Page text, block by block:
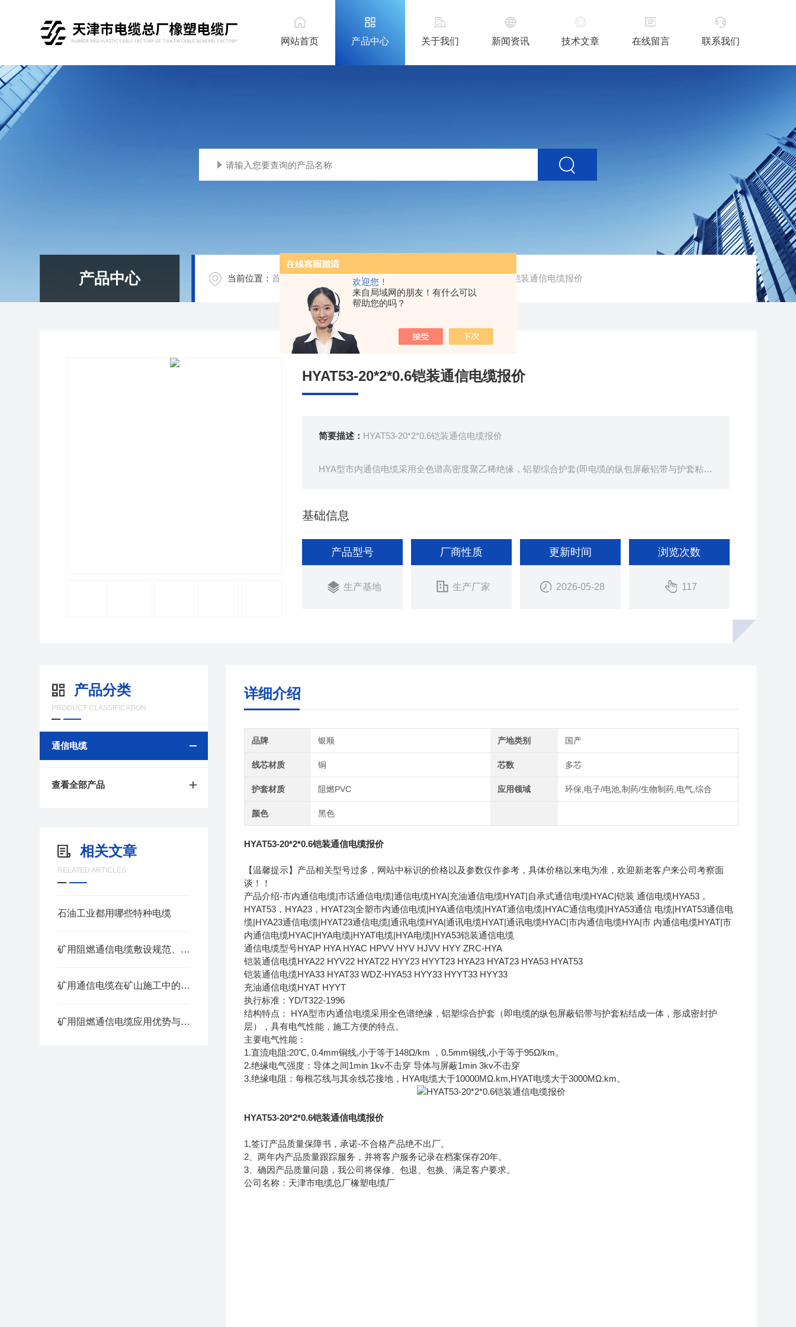
欢迎您！
来自局域网的朋友！有什么可以
帮助您的吗？
网站首页 产品中心 关于我们 新闻资讯 技术文章 在线留言 联系我们
产品中心 当前位置：首页 / /通信电缆 / 生产基地HYAT53-20*2*0.6铠装通信电缆报价
HYAT53-20*2*0.6铠装通信电缆报价
简要描述： HYAT53-20*2*0.6铠装通信电缆报价
HYA型市内通信电缆采用全色谱高密度聚乙稀绝缘，铝塑综合护套(即电缆的纵包屏蔽铝带与护套粘结
基础信息
产品型号
生产基地
厂商性质
生产厂家
更新时间
2026-05-28
浏览次数
117
产品分类
PRODUCT CLASSIFICATION
通信电缆
查看全部产品
相关文章
RELATED ARTICLES
石油工业都用哪些特种电缆
矿用阻燃通信电缆敷设规范、日常巡检与老化判定方法
矿用通信电缆在矿山施工中的应用前景如何
矿用阻燃通信电缆应用优势与适用场景
详细介绍
品牌 银顺 产地类别 国产
线芯材质 铜 芯数 多芯
护套材质 阻燃PVC 应用领域 环保,电子/电池,制药/生物制药,电气,综合
颜色 黑色
HYAT53-20*2*0.6铠装通信电缆报价
【温馨提示】产品相关型号过多，网站中标识的价格以及参数仅作参考，具体价格以来电为准，欢迎新老客户来公司考察面
谈！！
产品介绍-市内通信电缆|市话通信电缆|通信电缆HYA|充油通信电缆HYAT|自承式通信电缆HYAC|铠装 通信电缆HYA53，
HYAT53，HYA23，HYAT23|全塑市内通信电缆|HYA通信电缆|HYAT通信电缆|HYAC通信电缆|HYA53通信 电缆|HYAT53通信电
缆|HYA23通信电缆|HYAT23通信电缆|通讯电缆HYA|通讯电缆HYAT|通讯电缆HYAC|市内通信电缆HYA|市 内通信电缆HYAT|市
内通信电缆HYAC|HYA电缆|HYAT电缆|HYA电缆|HYA53铠装通信电缆
通信电缆型号HYAP HYA HYAC HPVV HYV HJVV HYY ZRC-HYA
铠装通信电缆HYA22 HYV22 HYAT22 HYY23 HYYT23 HYA23 HYAT23 HYA53 HYAT53
铠装通信电缆HYA33 HYAT33 WDZ-HYA53 HYY33 HYYT33 HYY33
充油通信电缆HYAT HYYT
执行标准：YD/T322-1996
结构特点： HYA型市内通信电缆采用全色谱绝缘，铝塑综合护套（即电缆的纵包屏蔽铝带与护套粘结成一体，形成密封护
层），具有电气性能，施工方便的特点。
主要电气性能：
1.直流电阻:20℃, 0.4mm铜线,小于等于148Ω/km ，0.5mm铜线,小于等于95Ω/km。
2.绝缘电气强度：导体之间1min 1kv不击穿 导体与屏蔽1min 3kv不击穿
3.绝缘电阻：每根芯线与其余线芯接地，HYA电缆大于10000MΩ.km,HYAT电缆大于3000MΩ.km。
HYAT53-20*2*0.6铠装通信电缆报价
1,签订产品质量保障书，承诺-不合格产品绝不出厂。
2、两年内产品质量跟踪服务，并将客户服务记录在档案保存20年。
3、确因产品质量问题，我公司将保修、包退、包换、满足客户要求。
公司名称：天津市电缆总厂橡塑电缆厂